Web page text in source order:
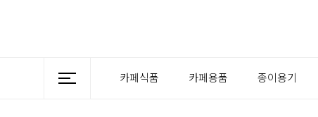
카페식품 카페용품 종이용기